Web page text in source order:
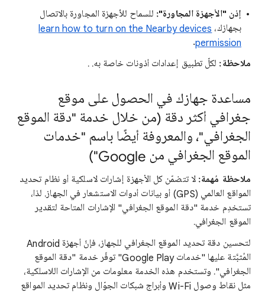
إذن "الأجهزة المجاورة": للسماح للأجهزة المجاورة بالاتصال
بجهازك، learn how to turn on the Nearby devices
permission
.
ملاحظة: لكلّ تطبيق إعدادات أذونات خاصة به. .
مساعدة جهازك في الحصول على موقع
جغرافي أكثر دقة (من خلال خدمة "دقة الموقع
الجغرافي"، والمعروفة أيضًا باسم "خدمات
الموقع الجغرافي من Google")
ملاحظة مُهمة: لا تتضمّن كل الأجهزة إشارات لاسلكية أو نظام تحديد
المواقع العالمي (GPS) أو بيانات أدوات الاستشعار في الجهاز. لذا،
تستخدِم خدمة "دقة الموقع الجغرافي" الإشارات المتاحة لتقدير
الموقع الجغرافي.
لتحسين دقة تحديد الموقع الجغرافي للجهاز، فإنّ أجهزة Android
المُثبَّتة عليها "خدمات Google Play" توفّر خدمة "دقة الموقع
الجغرافي". وتستخدم هذه الخدمة معلومات من الإشارات اللاسلكية،
مثل نقاط وصول Wi-Fi وأبراج شبكات الجوّال ونظام تحديد المواقع